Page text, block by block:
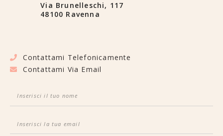
Via Brunelleschi, 117
48100 Ravenna
Contattami Telefonicamente
Contattami Via Email